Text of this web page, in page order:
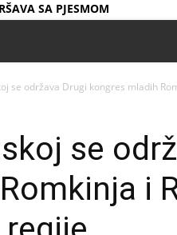
SA PJESMOM
se održava Drugi kongres mladih
se
i